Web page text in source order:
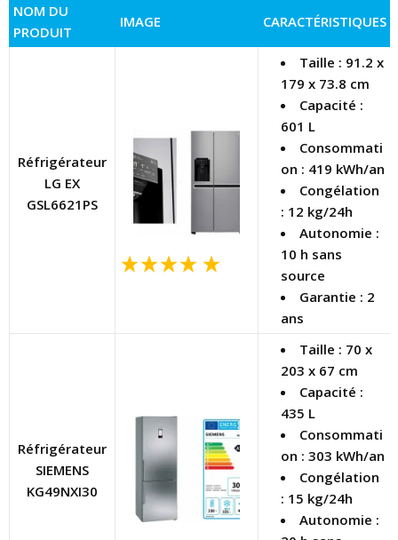
NOM DU
PRODUIT
IMAGE CARACTÉRISTIQUES
Réfrigérateur
LG EX
GSL6621PS
Taille : 91.2 x
179 x 73.8 cm
Capacité :
601 L
Consommati
on : 419 kWh/an
Congélation
: 12 kg/24h
Autonomie :
10 h sans
source
Garantie : 2
ans
Réfrigérateur
SIEMENS
KG49NXI30
Taille : 70 x
203 x 67 cm
Capacité :
435 L
Consommati
on : 303 kWh/an
Congélation
: 15 kg/24h
Autonomie :